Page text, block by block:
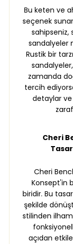
Bu keten ve
seçenek
sahipseniz,
sandalyeler
Rustik bir
zamanda
tercih
detaylar ve
Cheri
Cheri
Konsept'in
biridir. Bu
şekilde
stilinden
açıdan